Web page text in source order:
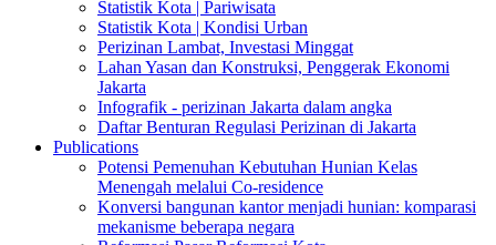
Statistik Kota | Pariwisata
Statistik Kota | Kondisi Urban
Perizinan Lambat, Investasi Minggat
Lahan Yasan dan Konstruksi, Penggerak Ekonomi
Jakarta
Infografik - perizinan Jakarta dalam angka
Daftar Benturan Regulasi Perizinan di Jakarta
Publications
Potensi Pemenuhan Kebutuhan Hunian Kelas
Menengah melalui Co-residence
Konversi bangunan kantor menjadi hunian: komparasi
mekanisme beberapa negara